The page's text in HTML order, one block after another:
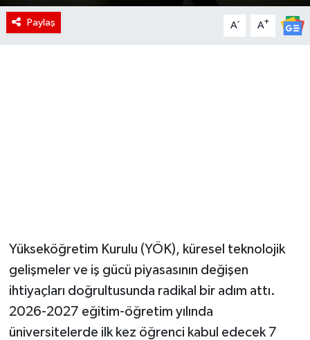
Paylaş A- A+
Yükseköğretim Kurulu (YÖK), küresel teknolojik
gelişmeler ve iş gücü piyasasının değişen
ihtiyaçları doğrultusunda radikal bir adım attı.
2026-2027 eğitim-öğretim yılında
üniversitelerde ilk kez öğrenci kabul edecek 7